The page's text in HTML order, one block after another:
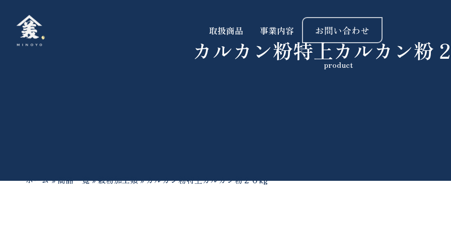
取扱商品 事業内容 お問い合わせ
カルカン粉特上カルカン粉
product
ホーム»商品一覧»穀粉加工類»カルカン粉特上カルカン粉２０kg